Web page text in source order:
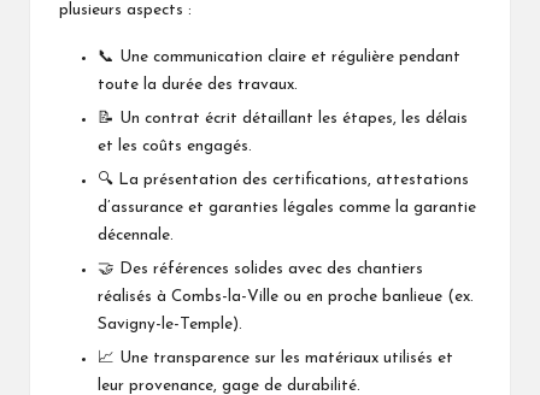
plusieurs aspects :
📞 Une communication claire et régulière pendant
toute la durée des travaux.
📝 Un contrat écrit détaillant les étapes, les délais
et les coûts engagés.
🔍 La présentation des certifications, attestations
d’assurance et garanties légales comme la garantie
décennale.
🤝 Des références solides avec des chantiers
réalisés à Combs-la-Ville ou en proche banlieue (ex.
Savigny-le-Temple).
📈 Une transparence sur les matériaux utilisés et
leur provenance, gage de durabilité.